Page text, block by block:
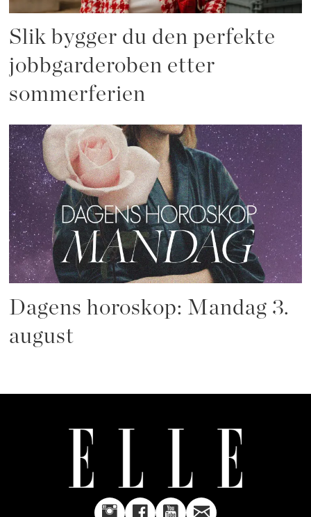
Slik bygger du den perfekte
jobbgarderoben etter
sommerferien
Dagens horoskop: Mandag 3.
august